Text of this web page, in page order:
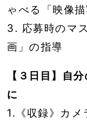
ゃべる「映像
3. 応募時のマ
画」の指導
【３日目】自
に
1.《収録》カ